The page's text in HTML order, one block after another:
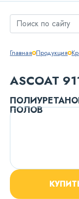
Главная Продукция
ASCOAT
ПОЛОВ